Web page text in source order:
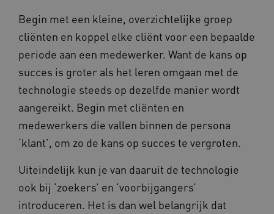
Begin met een kleine, overzichtelijke groep
cliënten en koppel elke cliënt voor een bepaalde
periode aan een medewerker. Want de kans op
succes is groter als het leren omgaan met de
technologie steeds op dezelfde manier wordt
aangereikt. Begin met cliënten en
medewerkers die vallen binnen de persona
‘klant’, om zo de kans op succes te vergroten.
Uiteindelijk kun je van daaruit de technologie
ook bij ‘zoekers’ en ‘voorbijgangers’
introduceren. Het is dan wel belangrijk dat
CookieScriptConsent
CookieScript
www.kennispleingehandicaptensector.nl
vilans.blueconic.net